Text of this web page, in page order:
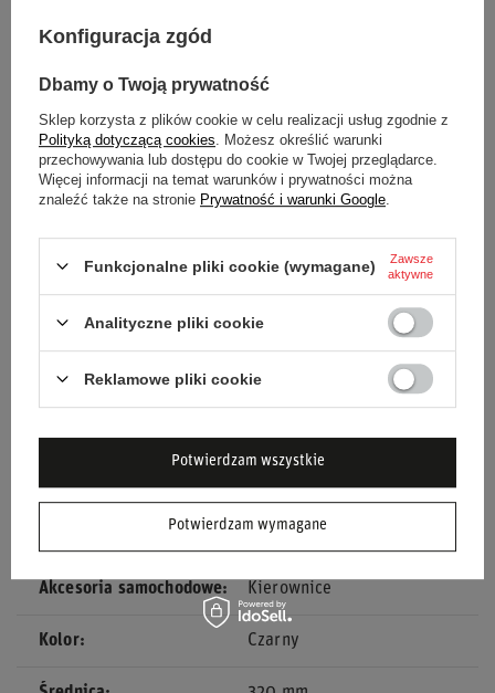
czarne anodyzowane aluminium na ramionach.
Trójramienna, płaska (osadzenie 0 mm).
kontroli.
Uchwyt:Ergonomiczny owalny kształt (27x35 mm).
Dodatkowe cechy: Ścięta dolna część wieńca, w
Przeznaczenie:
Dedykowana do samochodów
Wybierając kierownicę OMP SUPERQUADRO, inwestujesz w
produkt, który zapewni Ci przewagę na torze dzięki
niezrównanej jakości, ergonomii i precyzji wykonania.
Stan Nowy
Kierownice
Akcesoria samochodowe Kierownice
Kolor Czarny
Konfiguracja zgód
Dbamy o Twoją prywatność
Sklep korzysta z plików cookie w celu realizacji usług zgodnie z
Polityką dotyczącą cookies . Możesz określić warunki
przechowywania lub dostępu do cookie w Twojej przeglądarce.
Więcej informacji na temat warunków i prywatności można
znaleźć także na stronie Prywatność i warunki Google
Funkcjonalne pliki cookie (wymagane)
Zawsze
aktywne
Analityczne pliki cookie
Reklamowe pliki cookie
Potwierdzam wymagane
Potwierdzam wszystkie